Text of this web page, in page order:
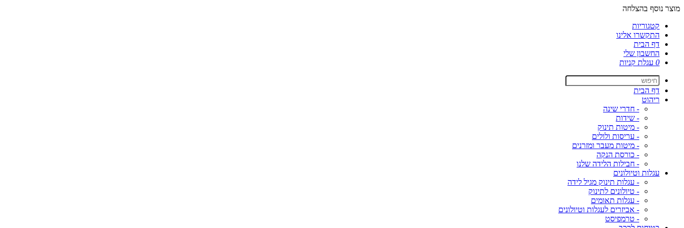
מוצר נוסף בהצלחה
קטגוריות
התקשרו אלינו
דף הבית
החשבון שלי
0 עגלת קניות
דף הבית
ריהוט
- חדרי שינה
- שידות
- מיטות תינוק
- עריסות ולולים
- מיטות מעבר ומזרנים
- כורסת הנקה
- חבילות הלידה שלנו
עגלות וטיולונים
- עגלות תינוק מגיל לידה
- טיולונים לתינוק
- עגלות תאומים
- אביזרים לעגלות וטיולונים
- טרמפיסט